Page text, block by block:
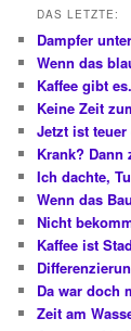
DAS LETZTE:
Dampfer
Wenn das
Kaffee gibt
Keine Zeit
Jetzt ist
Krank? Dann
Ich dachte,
Wenn das
Nicht
Kaffee ist
Da war doch
Zeit am